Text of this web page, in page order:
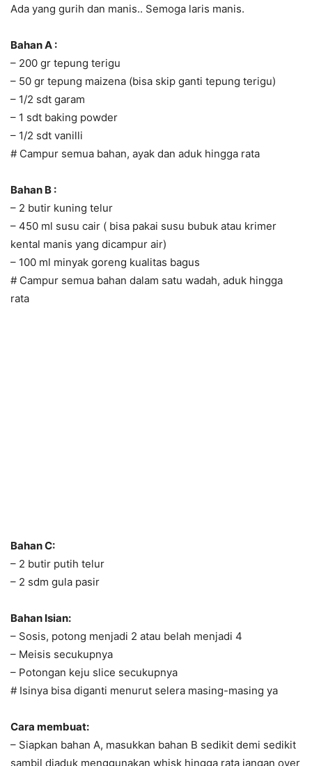
Ada yang gurih dan manis.. Semoga laris manis.
Bahan A :
– 200 gr tepung terigu
– 50 gr tepung maizena (bisa skip ganti tepung terigu)
– 1/2 sdt garam
– 1 sdt baking powder
– 1/2 sdt vanilli
# Campur semua bahan, ayak dan aduk hingga rata
Bahan B :
– 2 butir kuning telur
– 450 ml susu cair ( bisa pakai susu bubuk atau krimer
kental manis yang dicampur air)
– 100 ml minyak goreng kualitas bagus
# Campur semua bahan dalam satu wadah, aduk hingga
rata
Bahan C:
– 2 butir putih telur
– 2 sdm gula pasir
Bahan Isian:
– Sosis, potong menjadi 2 atau belah menjadi 4
– Meisis secukupnya
– Potongan keju slice secukupnya
# Isinya bisa diganti menurut selera masing-masing ya
Cara membuat:
– Siapkan bahan A, masukkan bahan B sedikit demi sedikit
sambil diaduk menggunakan whisk hingga rata jangan over